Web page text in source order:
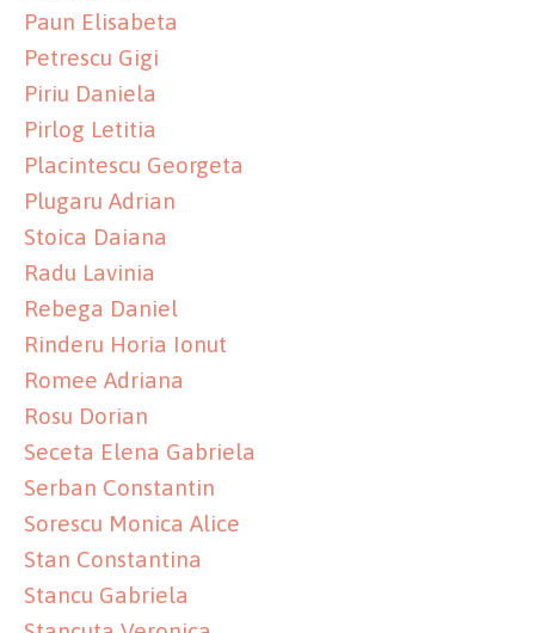
Paun Elisabeta
Petrescu Gigi
Piriu Daniela
Pirlog Letitia
Placintescu Georgeta
Plugaru Adrian
Stoica Daiana
Radu Lavinia
Rebega Daniel
Rinderu Horia Ionut
Romee Adriana
Rosu Dorian
Seceta Elena Gabriela
Serban Constantin
Sorescu Monica Alice
Stan Constantina
Stancu Gabriela